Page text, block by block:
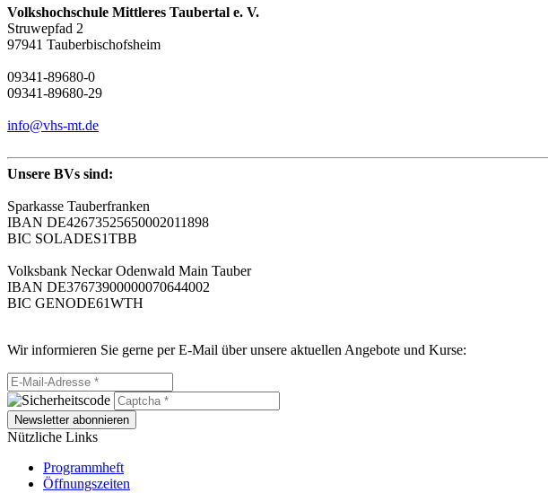
Volkshochschule Mittleres Taubertal e. V.
Struwepfad 2
97941 Tauberbischofsheim
09341-89680-0
09341-89680-29
info@vhs-mt.de
Unsere BVs sind:
Sparkasse Tauberfranken
IBAN DE42673525650002011898
BIC SOLADES1TBB
Volksbank Neckar Odenwald Main Tauber
IBAN DE37673900000070644002
BIC GENODE61WTH
Wir informieren Sie gerne per E-Mail über unsere aktuellen Angebote und Kurse:
Newsletter abonnieren
Nützliche Links
Programmheft
Öffnungszeiten